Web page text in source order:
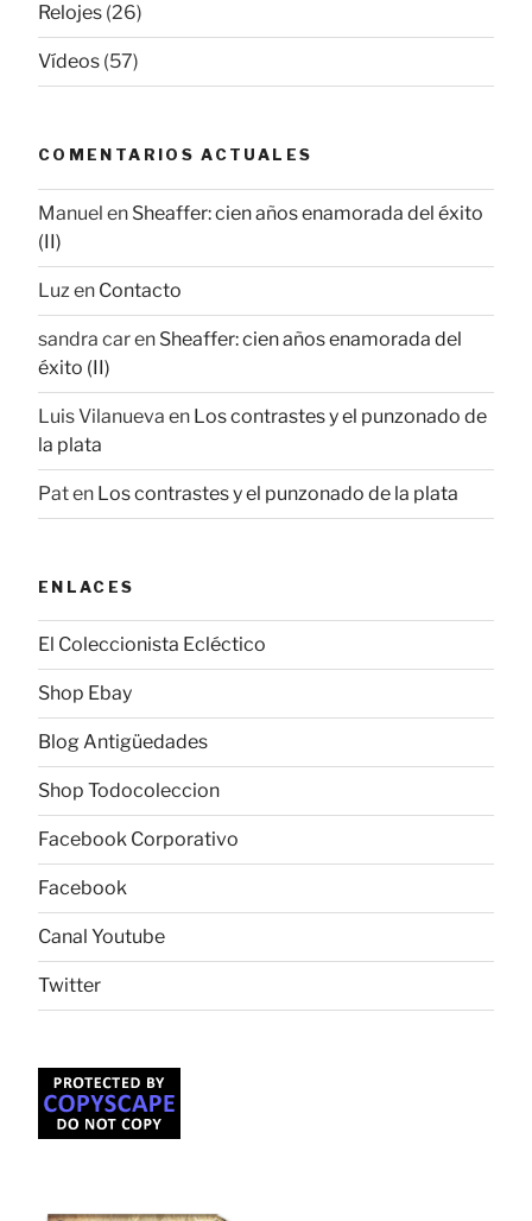
Relojes (26)
Vídeos (57)
COMENTARIOS ACTUALES
Manuel en Sheaffer: cien años enamorada del éxito
(II)
Luz en Contacto
sandra caren Sheaffer: cien años enamorada del
éxito (II)
Luis Vilanueva en Los contrastes y el punzonado de
la plata
Paten Los contrastes y el punzonado de la plata
ENLACES
El Coleccionista Ecléctico
Shop Ebay
Blog Antigüedades
Shop Todocoleccion
Facebook Corporativo
Facebook
Canal Youtube
Twitter